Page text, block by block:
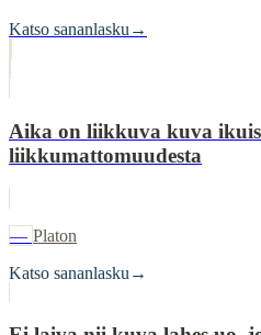
Katso sananlasku →
Aika on liikkuva kuva
liikkumattomuudesta
— Platon
Katso sananlasku →